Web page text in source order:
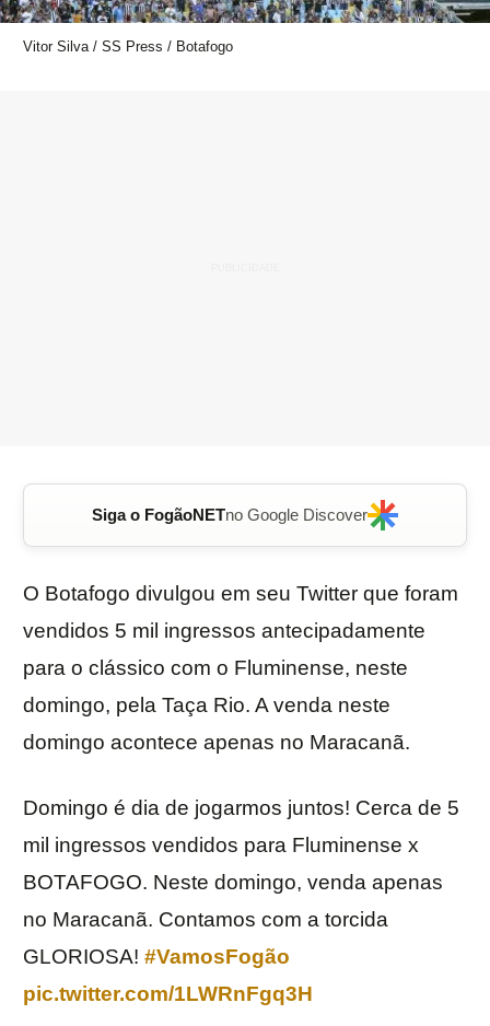
Vitor Silva / SS Press / Botafogo
Siga o FogãoNETno Google Discover
O Botafogo divulgou em seu Twitter que foram
vendidos 5 mil ingressos antecipadamente
para o clássico com o Fluminense, neste
domingo, pela Taça Rio. A venda neste
domingo acontece apenas no Maracanã.
Domingo é dia de jogarmos juntos! Cerca de 5
mil ingressos vendidos para Fluminense x
BOTAFOGO. Neste domingo, venda apenas
no Maracanã. Contamos com a torcida
GLORIOSA! #VamosFogão
pic.twitter.com/1LWRnFgq3H